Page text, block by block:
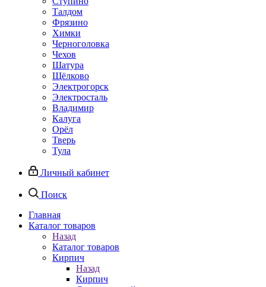
Талдом
Фрязино
Химки
Черноголовка
Чехов
Шатура
Щёлково
Электрогорск
Электросталь
Владимир
Калуга
Орёл
Тверь
Тула
Личный кабинет
Поиск
Главная
Каталог товаров
Назад
Каталог товаров
Кирпич
Назад
Кирпич